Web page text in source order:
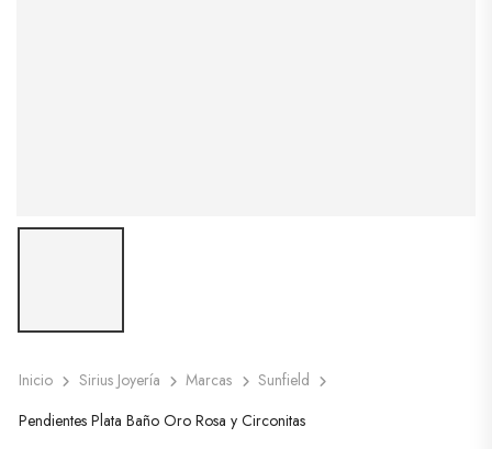
Inicio Sirius Joyería Marcas
Sunfield
Pendientes Plata Baño Oro Rosa y Circonitas